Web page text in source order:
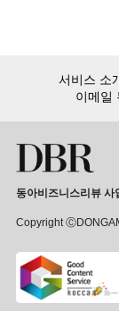
15,000여 건의 DBR
서비스 소
이메일
동아비즈니스리뷰 사
Copyright